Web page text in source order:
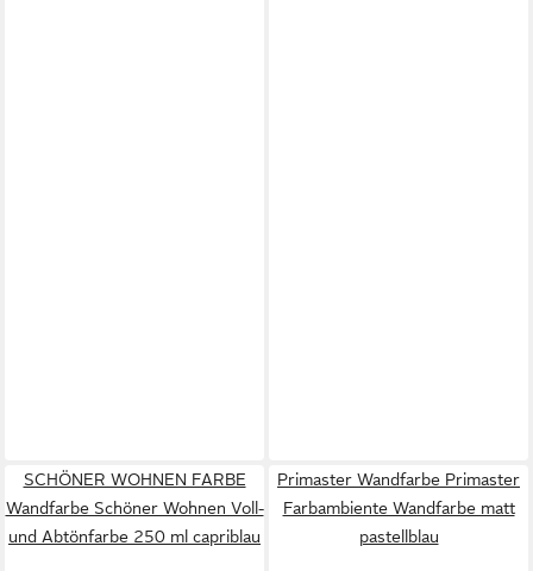
SCHÖNER WOHNEN FARBE
Wandfarbe Schöner Wohnen Voll-
und Abtönfarbe 250 ml capriblau
Primaster Wandfarbe Primaster
Farbambiente Wandfarbe matt
pastellblau